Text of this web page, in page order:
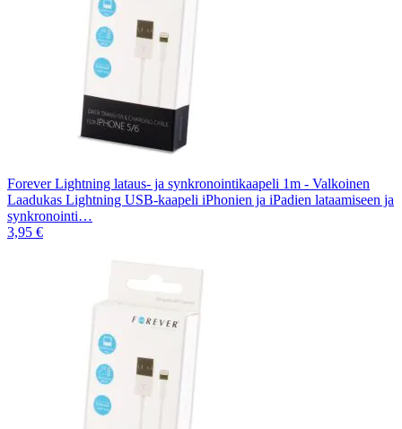
Forever Lightning lataus- ja synkronointikaapeli 1m - Valkoinen
Laadukas Lightning USB-kaapeli iPhonien ja iPadien lataamiseen ja
synkronointi…
3,95 €